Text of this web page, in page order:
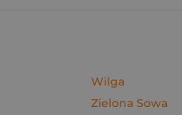
Wilga
Zielona Sowa